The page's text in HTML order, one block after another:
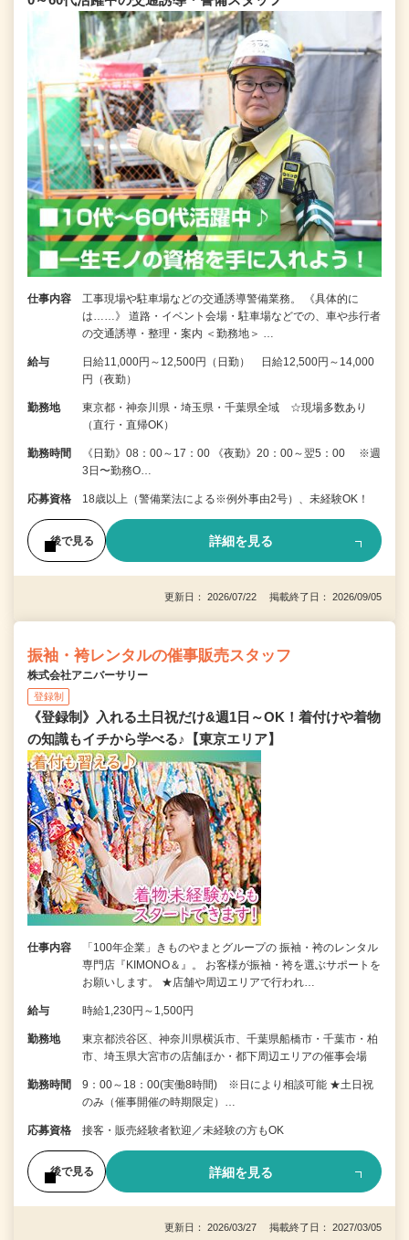
仕事内容
工事現場や駐車場などの交通誘導警備業務。 《具体的に
は……》 道路・イベント会場・駐車場などでの、車や歩行者
の交通誘導・整理・案内 ＜勤務地＞ …
給与
日給11,000円～12,500円（日勤） 日給12,500円～14,000
円（夜勤）
勤務地
東京都・神奈川県・埼玉県・千葉県全域 ☆現場多数あり
（直行・直帰OK）
勤務時間
《日勤》08：00～17：00 《夜勤》20：00～翌5：00 ※週
3日〜勤務O…
応募資格 18歳以上（警備業法による※例外事由2号）、未経験OK！
後で見る 詳細を見る
更新日： 2026/07/22 掲載終了日： 2026/09/05
振袖・袴レンタルの催事販売スタッフ
株式会社アニバーサリー
登録制
《登録制》入れる土日祝だけ&週1日～OK！着付けや着物
の知識もイチから学べる♪【東京エリア】
仕事内容
「100年企業」きものやまとグループの 振袖・袴のレンタル
専門店『KIMONO＆』。 お客様が振袖・袴を選ぶサポートを
お願いします。 ★店舗や周辺エリアで行われ…
給与 時給1,230円～1,500円
勤務地
東京都渋谷区、神奈川県横浜市、千葉県船橋市・千葉市・柏
市、埼玉県大宮市の店舗ほか・都下周辺エリアの催事会場
勤務時間
9：00～18：00(実働8時間) ※日により相談可能 ★土日祝
のみ（催事開催の時期限定）…
応募資格 接客・販売経験者歓迎／未経験の方もOK
後で見る 詳細を見る
更新日： 2026/03/27 掲載終了日： 2027/03/05